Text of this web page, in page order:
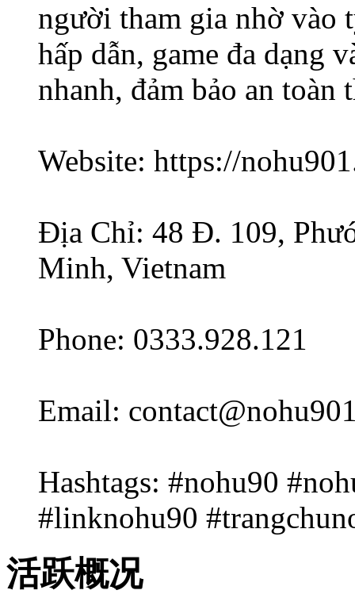
người tham gia nhờ vào
hấp dẫn, game đa dạng
nhanh, đảm bảo an
Website: https://
Địa Chỉ: 48 Đ. 109,
Minh, Vietnam
Phone: 0333.928.121
Email:
Hashtags: #nohu90
#linknohu90
活跃概况